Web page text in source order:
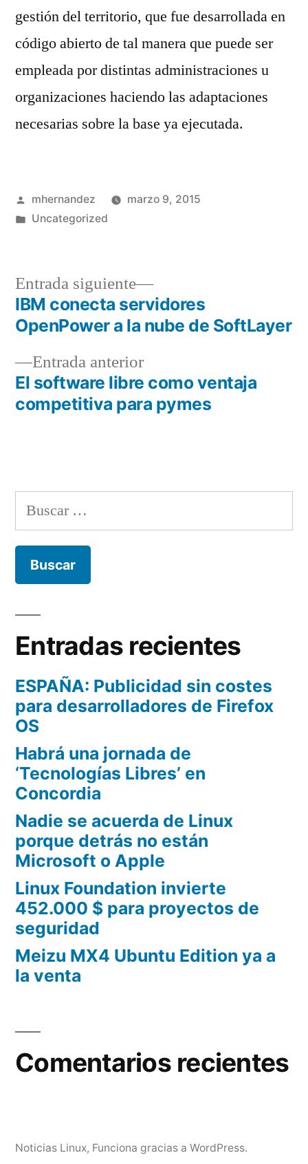
gestión del territorio, que fue desarrollada en
código abierto de tal manera que puede ser
empleada por distintas administraciones u
organizaciones haciendo las adaptaciones
necesarias sobre la base ya ejecutada.
Publicado
por
mhernandez
marzo 9, 2015
Publicado
Uncategorized
Navegación
entradas
Entrada anteriorEntrada
anterior:
El software libre como ventaja
competitiva para pymes
Entrada siguiente
Entrada
siguiente:
IBM conecta servidores
OpenPower a la nube de SoftLayer
Buscar:
Entradas recientes
ESPAÑA: Publicidad sin costes
para desarrolladores de Firefox
OS
Habrá una jornada de
‘Tecnologías Libres’ en
Concordia
Nadie se acuerda de Linux
porque detrás no están
Microsoft o Apple
Linux Foundation invierte
452.000 $ para proyectos de
seguridad
Meizu MX4 Ubuntu Edition ya a
la venta
Comentarios recientes
Noticias Linux, Funciona gracias a WordPress.